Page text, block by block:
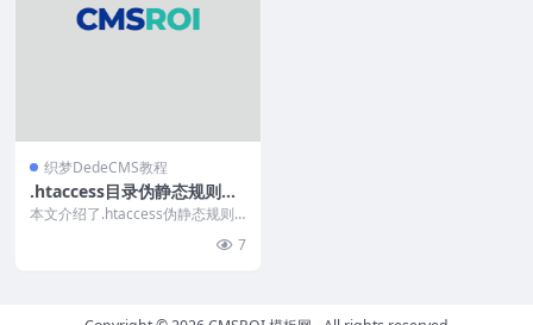
织梦DedeCMS教程
.htaccess目录伪静态规则和
目录排除
本文介绍了.htaccess伪静态规则
7